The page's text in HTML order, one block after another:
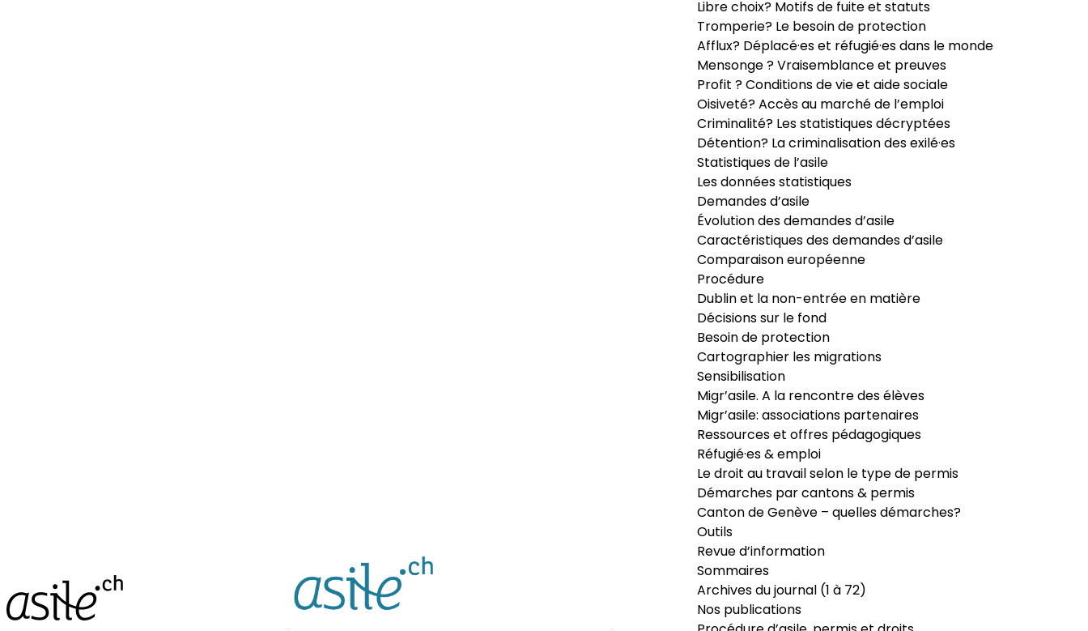
Libre choix? Motifs de fuite et statuts
Tromperie? Le besoin de protection
Afflux? Déplacé·es et réfugié·es dans le monde
Mensonge ? Vraisemblance et preuves
Profit ? Conditions de vie et aide sociale
Oisiveté? Accès au marché de l’emploi
Criminalité? Les statistiques décryptées
Détention? La criminalisation des exilé·es
Statistiques de l’asile
Les données statistiques
Demandes d’asile
Évolution des demandes d’asile
Caractéristiques des demandes d’asile
Comparaison européenne
Procédure
Dublin et la non-entrée en matière
Décisions sur le fond
Besoin de protection
Cartographier les migrations
Sensibilisation
Migr’asile. A la rencontre des élèves
Migr’asile: associations partenaires
Ressources et offres pédagogiques
Réfugié·es & emploi
Le droit au travail selon le type de permis
Démarches par cantons & permis
Canton de Genève – quelles démarches?
Outils
Revue d’information
Sommaires
Archives du journal (1 à 72)
Nos publications